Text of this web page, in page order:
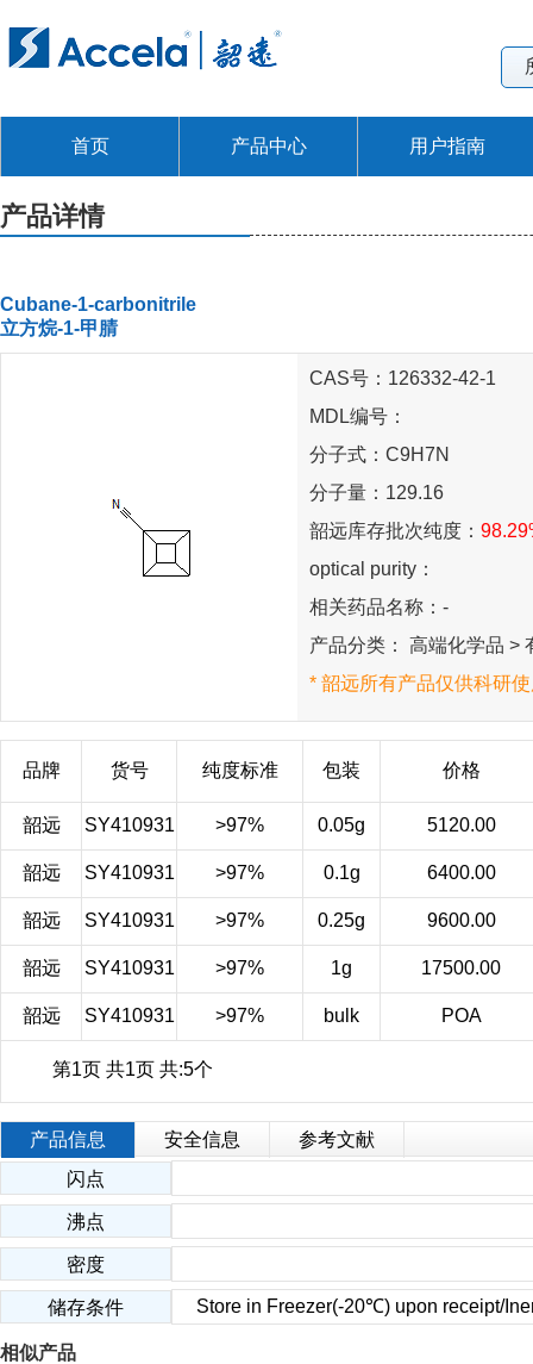
首页 产品中心 用户指南
产品详情
Cubane-1-carbonitrile
立方烷-1-甲腈
CAS号：126332-42-1
MDL编号：
分子式：C9H7N
分子量：129.16
韶远库存批次纯度：
optical purity：
相关药品名称：-
产品分类： 高端化学品 >
* 韶远所有产品仅供科研
品牌 货号 纯度标准 包装 价格
韶远 SY410931 >97% 0.05g 5120.00
韶远 SY410931 >97% 0.1g 6400.00
韶远 SY410931 >97% 0.25g 9600.00
韶远 SY410931 >97% 1g 17500.00
韶远 SY410931 >97% bulk POA
第1页 共1页 共:5个
产品信息 安全信息
参考文献
闪点
沸点
密度
储存条件 Store in Freezer(-20℃) upon receipt/
相似产品